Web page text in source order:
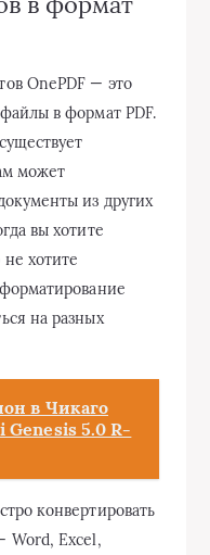
OnePDF — это
в формат PDF.
может
из других
вы хотите
хотите
на разных
в Чикаго
Genesis 5.0 R-
конвертировать
Word, Excel,